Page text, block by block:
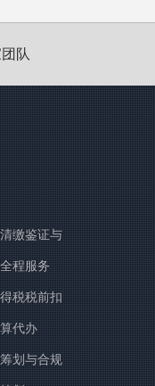
队
缴鉴证与
程服务
税税前扣
代办
划与合规